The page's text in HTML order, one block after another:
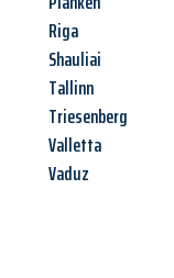
Riga
Shauliai
Tallinn
Triesenberg
Valletta
Vaduz